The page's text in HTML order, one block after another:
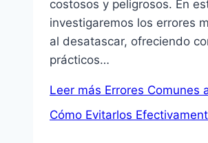
costosos y peligrosos. En
investigaremos los errores
al desatascar, ofreciendo
prácticos…
Leer más Errores Comunes
Cómo Evitarlos